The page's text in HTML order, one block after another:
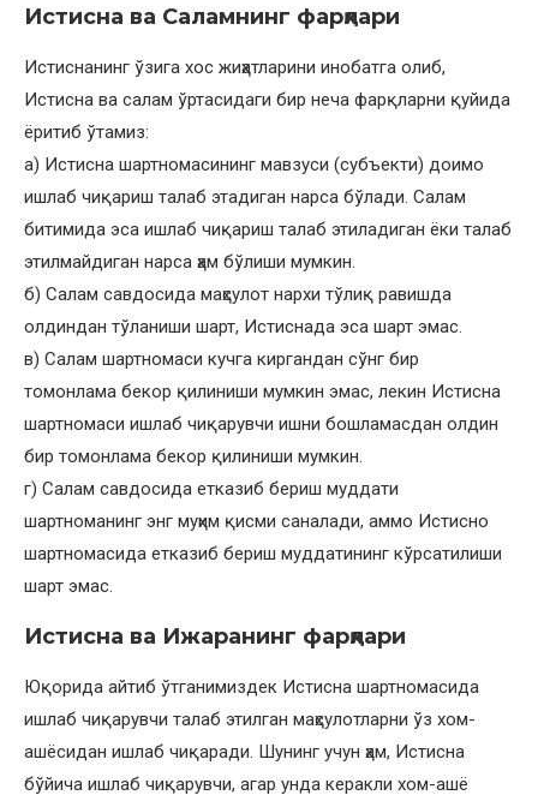
Истисна ва Саламнинг фарқлари
Истиснанинг ўзига хос жиҳатларини инобатга олиб,
Истисна ва салам ўртасидаги бир неча фарқларни қуйида
ёритиб ўтамиз:
а) Истисна шартномасининг мавзуси (субъекти) доимо
ишлаб чиқариш талаб этадиган нарса бўлади. Салам
битимида эса ишлаб чиқариш талаб этиладиган ёки талаб
этилмайдиган нарса ҳам бўлиши мумкин.
б) Салам савдосида маҳсулот нархи тўлиқ равишда
олдиндан тўланиши шарт, Истиснада эса шарт эмас.
в) Салам шартномаси кучга киргандан сўнг бир
томонлама бекор қилиниши мумкин эмас, лекин Истисна
шартномаси ишлаб чиқарувчи ишни бошламасдан олдин
бир томонлама бекор қилиниши мумкин.
г) Салам савдосида етказиб бериш муддати
шартноманинг энг муҳим қисми саналади, аммо Истисно
шартномасида етказиб бериш муддатининг кўрсатилиши
шарт эмас.
Истисна ва Ижаранинг фарқлари
Юқорида айтиб ўтганимиздек Истисна шартномасида
ишлаб чиқарувчи талаб этилган маҳсулотларни ўз хом-
ашёсидан ишлаб чиқаради. Шунинг учун ҳам, Истисна
бўйича ишлаб чиқарувчи, агар унда керакли хом-ашё